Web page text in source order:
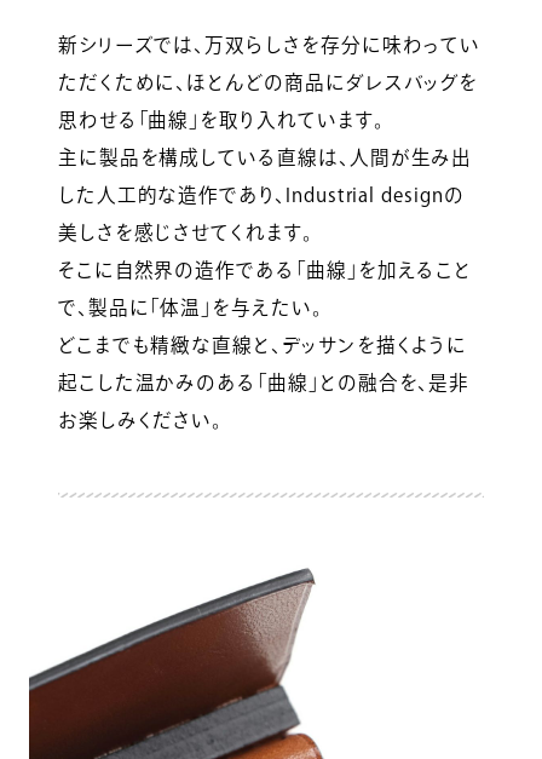
新シリーズでは、万双らしさを存分に味わってい
ただくために、ほとんどの商品にダレスバッグを
思わせる「曲線」を取り入れています。
主に製品を構成している直線は、人間が生み出
した人工的な造作であり、Industrial designの
美しさを感じさせてくれます。
そこに自然界の造作である「曲線」を加えること
で、製品に「体温」を与えたい。
どこまでも精緻な直線と、デッサンを描くように
起こした温かみのある「曲線」との融合を、是非
お楽しみください。